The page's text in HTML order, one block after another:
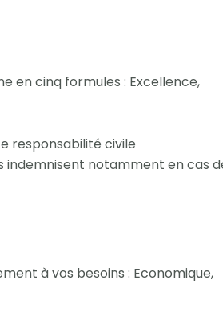
en cinq formules : Excellence,
responsabilité civile
indemnisent notamment en cas
à vos besoins : Economique,